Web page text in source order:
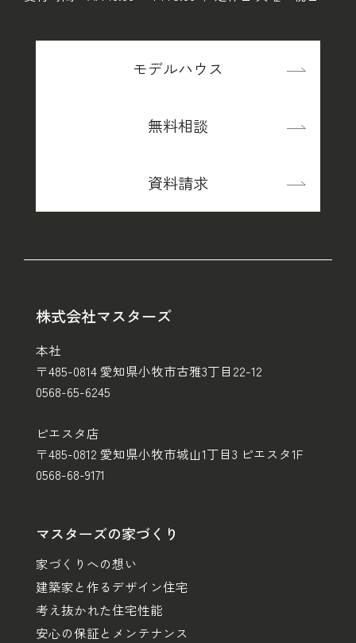
モデルハウス
無料相談
資料請求
株式会社マスターズ
本社
〒485-0814 愛知県小牧市古雅3丁目22-12
0568-65-6245
ピエスタ店
〒485-0812 愛知県小牧市城山1丁目3 ピエスタ1F
0568-68-9171
マスターズの家づくり
家づくりへの想い
建築家と作るデザイン住宅
考え抜かれた住宅性能
安心の保証とメンテナンス